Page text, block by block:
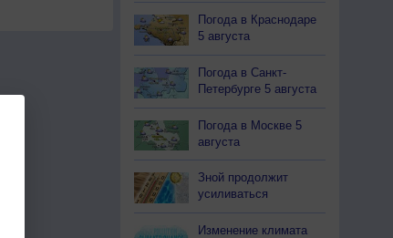
Погода в Краснодаре
5 августа
Погода в Санкт-
Петербурге 5 августа
Погода в Москве 5
августа
Зной продолжит
усиливаться
Изменение климата